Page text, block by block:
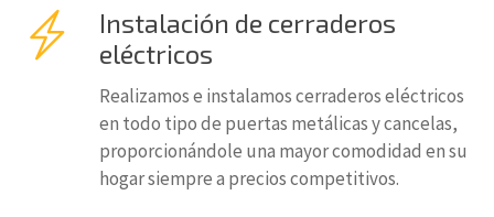
Instalación de cerraderos
eléctricos
Realizamos e instalamos cerraderos eléctricos
en todo tipo de puertas metálicas y cancelas,
proporcionándole una mayor comodidad en su
hogar siempre a precios competitivos.